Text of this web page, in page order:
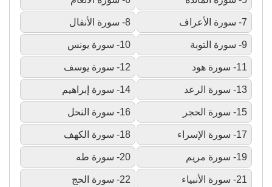
7- سورة الأعراف 8- سورة الأنفال
9- سورة التوبة 10- سورة يونس
11- سورة هود 12- سورة يوسف
13- سورة الرعد 14- سورة إبراهيم
15- سورة الحجر 16- سورة النحل
17- سورة الإسراء 18- سورة الكهف
19- سورة مريم 20- سورة طه
21- سورة الأنبياء 22- سورة الحج